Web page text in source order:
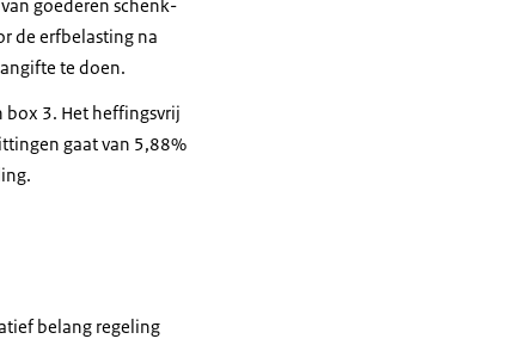
goederen schenk-
de erfbelasting na
te doen.
box 3. Het heffingsvrij
gaat van 5,88%
belang regeling